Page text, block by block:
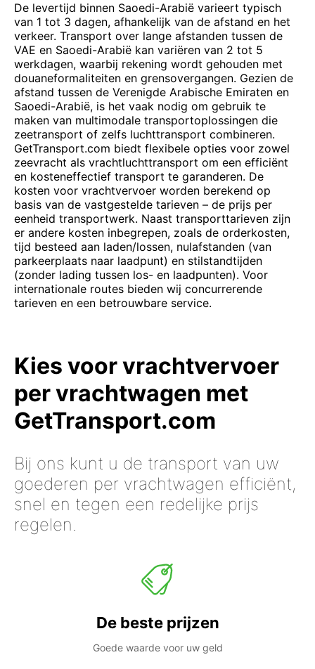
De levertijd binnen Saoedi-Arabië varieert typisch
van 1 tot 3 dagen, afhankelijk van de afstand en het
verkeer. Transport over lange afstanden tussen de
VAE en Saoedi-Arabië kan variëren van 2 tot 5
werkdagen, waarbij rekening wordt gehouden met
douaneformaliteiten en grensovergangen. Gezien de
afstand tussen de Verenigde Arabische Emiraten en
Saoedi-Arabië, is het vaak nodig om gebruik te
maken van multimodale transportoplossingen die
zeetransport of zelfs luchttransport combineren.
GetTransport.com biedt flexibele opties voor zowel
zeevracht als vrachtluchttransport om een efficiënt
en kosteneffectief transport te garanderen. De
kosten voor vrachtvervoer worden berekend op
basis van de vastgestelde tarieven – de prijs per
eenheid transportwerk. Naast transporttarieven zijn
er andere kosten inbegrepen, zoals de orderkosten,
tijd besteed aan laden/lossen, nulafstanden (van
parkeerplaats naar laadpunt) en stilstandtijden
(zonder lading tussen los- en laadpunten). Voor
internationale routes bieden wij concurrerende
tarieven en een betrouwbare service.
Kies voor vrachtvervoer
per vrachtwagen met
GetTransport.com
Bij ons kunt u de transport van uw
goederen per vrachtwagen efficiënt,
snel en tegen een redelijke prijs
regelen.
De beste prijzen
Goede waarde voor uw geld